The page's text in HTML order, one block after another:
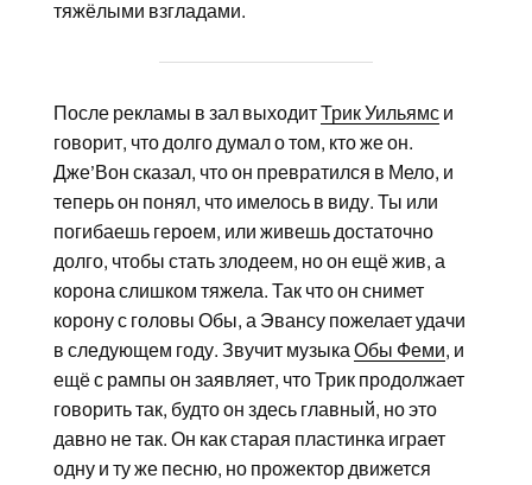
тяжёлыми взгладами.
После рекламы в зал выходитТрик Уильямси
говорит, что долго думал о том, кто же он.
Дже’Вон сказал, что он превратился в Мело, и
теперь он понял, что имелось в виду. Ты или
погибаешь героем, или живешь достаточно
долго, чтобы стать злодеем, но он ещё жив, а
корона слишком тяжела. Так что он снимет
корону с головы Обы, а Эвансу пожелает удачи
в следующем году. Звучит музыка Обы Феми, и
ещё с рампы он заявляет, что Трик продолжает
говорить так, будто он здесь главный, но это
давно не так. Он как старая пластинка играет
одну и ту же песню, но прожектор движется